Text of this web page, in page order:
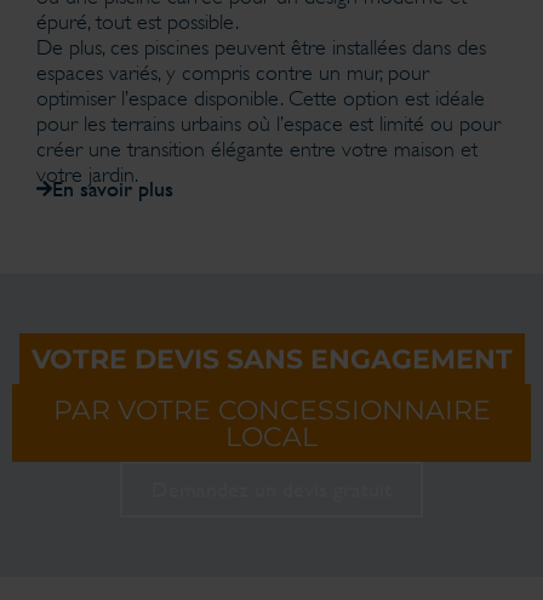
épuré, tout est possible.
De plus, ces piscines peuvent être installées dans des
espaces variés, y compris contre un mur, pour
optimiser l’espace disponible. Cette option est idéale
pour les terrains urbains où l’espace est limité ou pour
créer une transition élégante entre votre maison et
votre jardin.
En savoir plus
VOTRE DEVIS SANS ENGAGEMENT
PAR VOTRE CONCESSIONNAIRE
LOCAL